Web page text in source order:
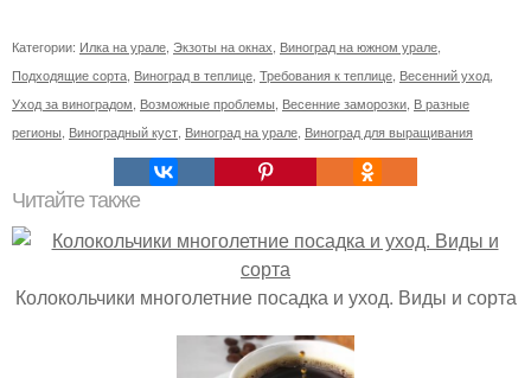
Категории: Илка на урале Экзоты на окнах Виноград на южном урале
Подходящие сорта Виноград в теплице Требования к теплице Весенний уход
Уход за виноградом Возможные проблемы Весенние заморозки В разные
регионы Виноградный куст Виноград на урале Виноград для выращивания
Читайте также
Колокольчики многолетние посадка и уход. Виды и сорта